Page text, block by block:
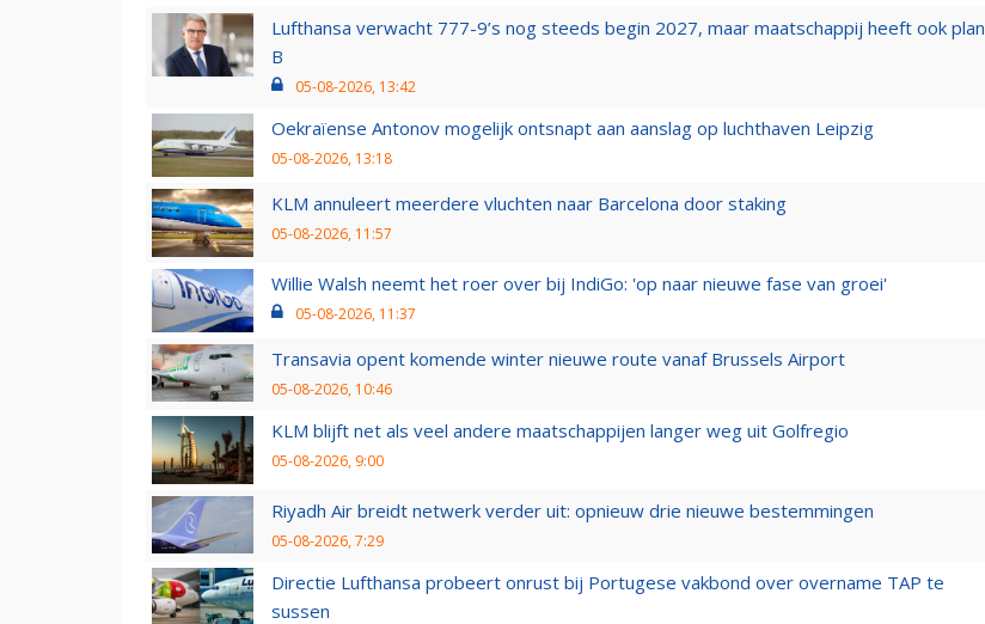
Lufthansa verwacht 777-9’s nog steeds begin 2027, maar maatschappij heeft ook plan
B
05-08-2026, 13:42
Oekraïense Antonov mogelijk ontsnapt aan aanslag op luchthaven Leipzig
05-08-2026, 13:18
KLM annuleert meerdere vluchten naar Barcelona door staking
05-08-2026, 11:57
Willie Walsh neemt het roer over bij IndiGo: 'op naar nieuwe fase van groei'
05-08-2026, 11:37
Transavia opent komende winter nieuwe route vanaf Brussels Airport
05-08-2026, 10:46
KLM blijft net als veel andere maatschappijen langer weg uit Golfregio
05-08-2026, 9:00
Riyadh Air breidt netwerk verder uit: opnieuw drie nieuwe bestemmingen
05-08-2026, 7:29
Directie Lufthansa probeert onrust bij Portugese vakbond over overname TAP te
sussen